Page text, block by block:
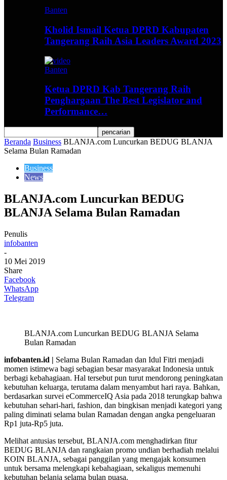
Banten
Kholid Ismail Ketua DPRD Kabupaten
Tangerang Raih Asia Leaders Award 2023
Banten
Ketua DPRD Kab Tangerang Raih
Penghargaan The Best Legislator and
Performance…
Beranda Business BLANJA.com Luncurkan BEDUG BLANJA
Selama Bulan Ramadan
Business
News
BLANJA.com Luncurkan BEDUG
BLANJA Selama Bulan Ramadan
Penulis
infobanten
-
10 Mei 2019
Share
Facebook
WhatsApp
Telegram
BLANJA.com Luncurkan BEDUG BLANJA Selama
Bulan Ramadan
infobanten.id | Selama Bulan Ramadan dan Idul Fitri menjadi
momen istimewa bagi sebagian besar masyarakat Indonesia untuk
berbagi kebahagiaan. Hal tersebut pun turut mendorong peningkatan
kebutuhan keluarga, terutama dalam menyambut hari raya. Bahkan,
berdasarkan survei eCommerceIQ Asia pada 2018 terungkap bahwa
kebutuhan sehari-hari, fashion, dan bingkisan menjadi kategori yang
paling diminati selama bulan Ramadan dengan angka pengeluaran
Rp1 juta-Rp5 juta.
Melihat antusias tersebut, BLANJA.com menghadirkan fitur
BEDUG BLANJA dan rangkaian promo undian berhadiah melalui
KOIN BLANJA, sebagai panggilan yang mengajak konsumen
untuk bersama melengkapi kebahagiaan, sekaligus memenuhi
kebutuhan belanja selama bulan puasa.